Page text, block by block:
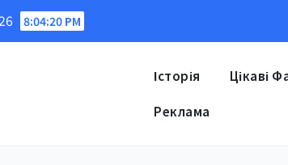
8:04:21 PM
Історія Цікаві
Реклама